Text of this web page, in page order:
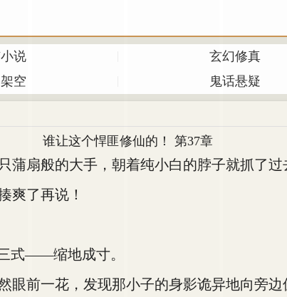
说 玄幻修真
空 鬼话悬疑
谁让这个悍匪修仙的！ 第37章
扇般的大手，朝着纯小白的脖子就抓了过
了再说！
式——缩地成寸。
前一花，发现那小子的身影诡异地向旁边